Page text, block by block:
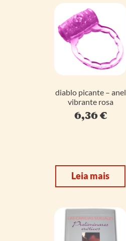
diablo picante – anel
vibrante rosa
6,36€
Leia mais